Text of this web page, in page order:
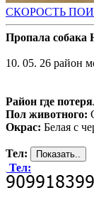
СКОРОСТЬ
Пропала собака
10. 05. 26 район
Район где
Пол животного:
Окрас: Белая с
Тел:
Тел: